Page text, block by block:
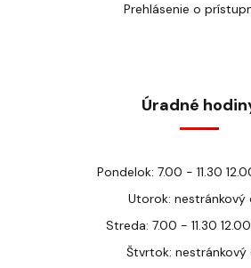
Prehlásenie o
Úradné
Pondelok: 7.00 - 11.30
Utorok: nestránkový
Streda: 7.00 - 11.30
Štvrtok: nestránkový